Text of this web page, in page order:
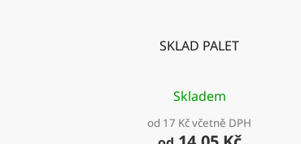
SKLAD PALET
Skladem
od 17 Kč včetně DPH